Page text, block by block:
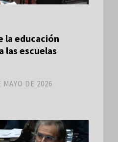
la educación
las escuelas
MAYO DE 2026